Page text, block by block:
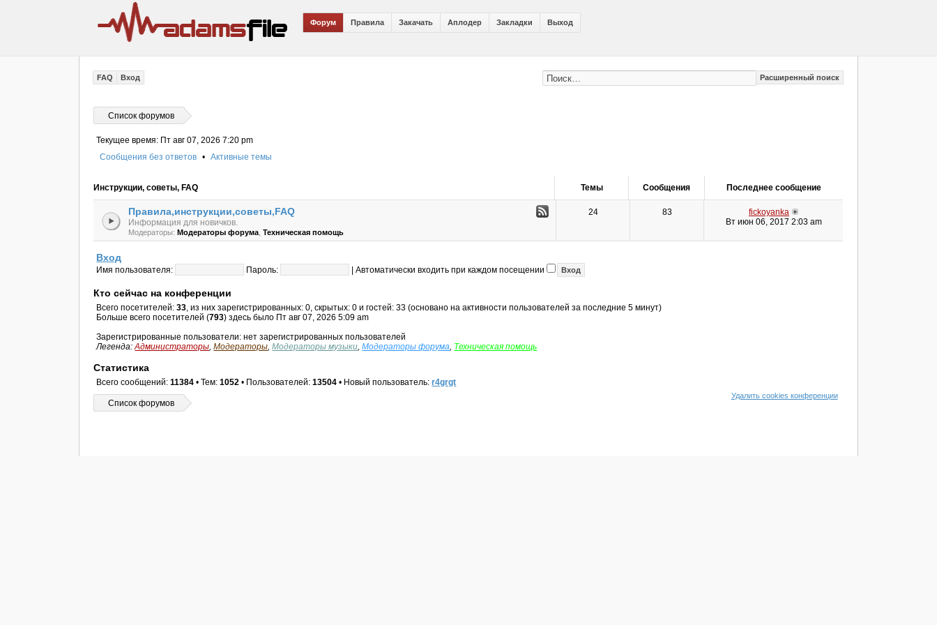
Форум Правила Закачать Аплодер Закладки Выход
FAQ Вход Расширенный поиск
Список форумов
Текущее время: Пт авг 07, 2026 7:20 pm
Сообщения без ответов • Активные темы
Инструкции, советы, FAQ Темы Сообщения Последнее сообщение
Правила,инструкции,советы,FAQ
Информация для новичков.
Модераторы: Модераторы форума,Техническая помощь
24 83
fickoyanka
Вт июн 06, 2017 2:03 am
Вход
Имя пользователя: Пароль: |Автоматически входить при каждом посещении
Кто сейчас на конференции
Всего посетителей:33, из них зарегистрированных: 0, скрытых: 0 и гостей: 33 (основано на активности пользователей за последние 5 минут)
Больше всего посетителей (793) здесь было Пт авг 07, 2026 5:09 am
Зарегистрированные пользователи: нет зарегистрированных пользователей
Легенда:Администраторы,Модераторы,Модераторы музыки,Модераторы форума, Техническая помощь
Статистика
Всего сообщений:11384 • Тем:1052 • Пользователей:13504 • Новый пользователь:r4grgt
Удалить cookies конференции
Список форумов